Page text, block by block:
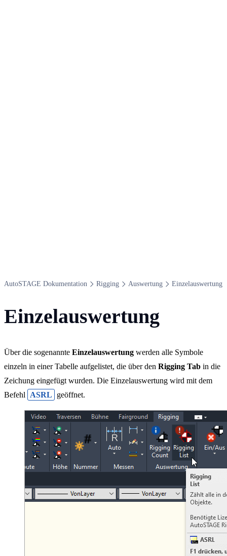
Auto​STAGE Dokumentation Rigging Auswertung Einzelauswertung
Einzelauswertung
Über die sogenannte Einzelauswertung werden alle Symbole
einzeln in einer Tabelle aufgelistet, die über den Rigging Tab in die
Zeichung eingefügt wurden. Die Einzelauswertung wird mit dem
Befehl
ASRL geöffnet.